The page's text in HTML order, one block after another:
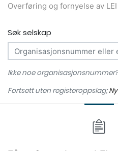
Overføring og fornyelse av
Søk selskap
Ikke noe organisasjonsnummer?
Fortsett uten registeroppslag;